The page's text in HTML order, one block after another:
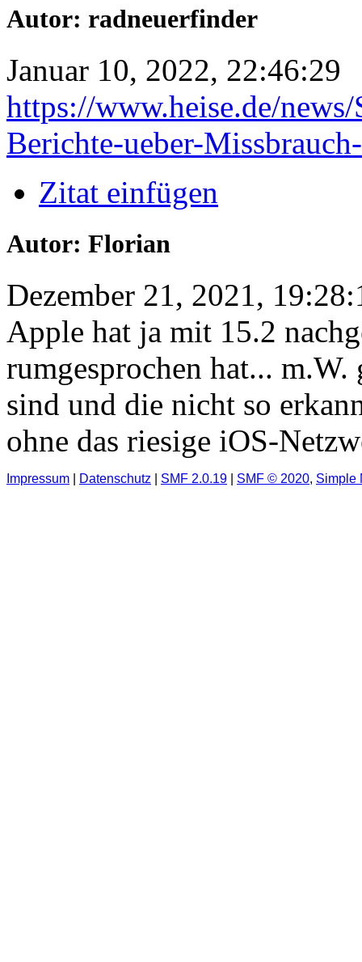
Autor: radneuerfinder
Januar 10, 2022, 22:46:29
https://www.heise.de/
Berichte-ueber-
Zitat einfügen
Autor: Florian
Dezember 21, 2021,
Apple hat ja mit 15.2
rumgesprochen hat...
sind und die nicht so
ohne das riesige iOS-
Impressum Datenschutz SMF 2.0.19 SMF © 2020, Simple